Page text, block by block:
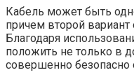
Кабель может быть
причем второй вариант
Благодаря
положить не только в
совершенно безопасно